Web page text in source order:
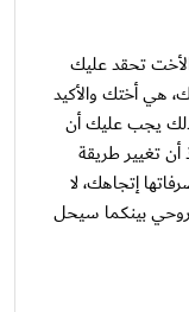
تحقد عليك
هي أختك والأكيد
يجب عليك أن
تغيير طريقة
إتجاهك، لا
بينكما سيحل